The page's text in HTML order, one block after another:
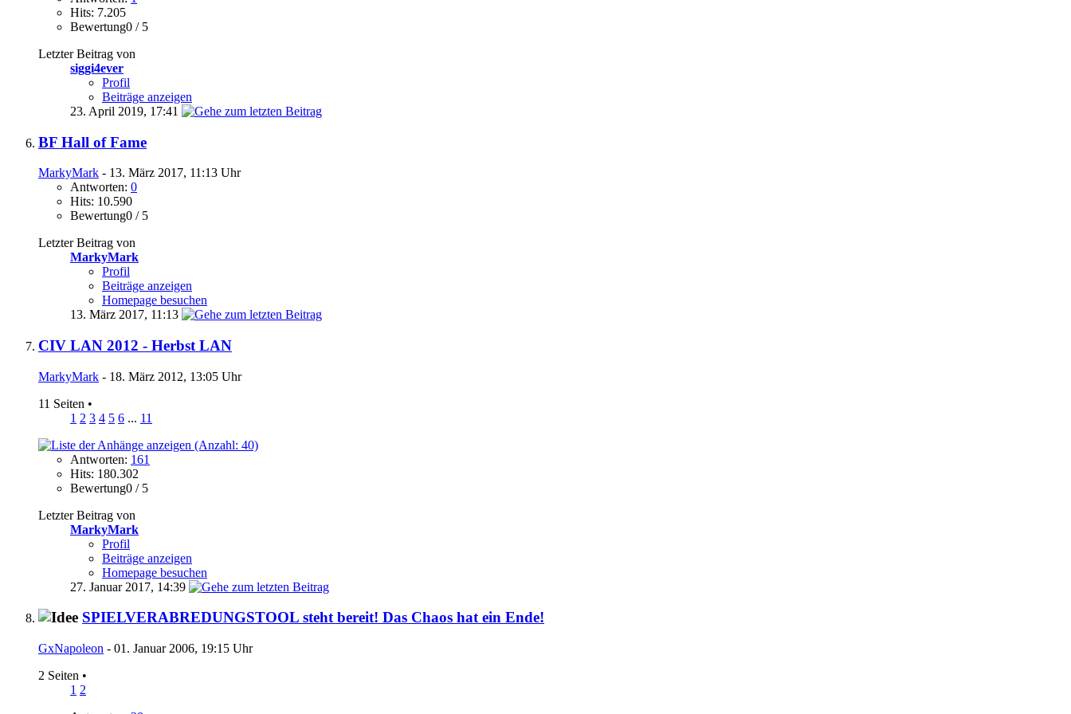
Hits: 7.205
Bewertung0 / 5
Letzter Beitrag von
siggi4ever
Profil
Beiträge anzeigen
23. April 2019, 17:41
BF Hall of Fame
MarkyMark - 13. März 2017, 11:13 Uhr
Antworten: 0
Hits: 10.590
Bewertung0 / 5
Letzter Beitrag von
MarkyMark
Profil
Beiträge anzeigen
Homepage besuchen
13. März 2017, 11:13
CIV LAN 2012 - Herbst LAN
MarkyMark - 18. März 2012, 13:05 Uhr
11 Seiten •
1 2 3 4 5 6 ... 11
Antworten: 161
Hits: 180.302
Bewertung0 / 5
Letzter Beitrag von
MarkyMark
Profil
Beiträge anzeigen
Homepage besuchen
27. Januar 2017, 14:39
SPIELVERABREDUNGSTOOL steht bereit! Das Chaos hat ein Ende!
GxNapoleon - 01. Januar 2006, 19:15 Uhr
2 Seiten •
1 2